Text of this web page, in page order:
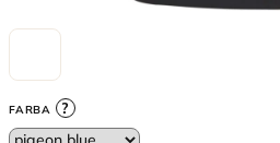
FARBA ?